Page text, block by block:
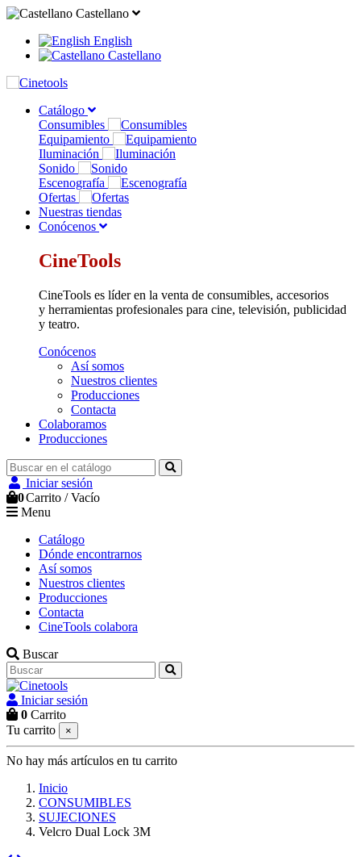
Castellano
English
Castellano
Catálogo
Consumibles
Equipamiento
Iluminación
Sonido
Escenografía
Ofertas
Nuestras tiendas
Conócenos
CineTools
CineTools es líder en la venta de consumibles, accesorios
y herramientas profesionales para cine, televisión, publicidad
y teatro.
Conócenos
Así somos
Nuestros clientes
Producciones
Contacta
Colaboramos
Producciones
Iniciar sesión
0Carrito /Vacío
Menu
Catálogo
Dónde encontrarnos
Así somos
Nuestros clientes
Producciones
Contacta
CineTools colabora
Buscar
Iniciar sesión
0 Carrito
Tu carrito
×
No hay más artículos en tu carrito
Inicio
CONSUMIBLES
SUJECIONES
Velcro Dual Lock 3M